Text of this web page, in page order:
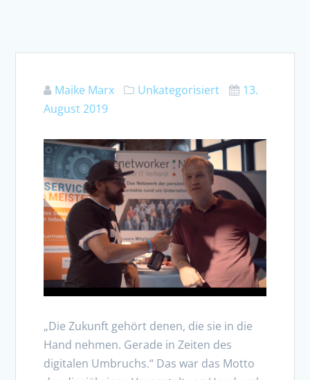
Maike Marx Unkategorisiert
13.
August 2019
„Die Zukunft gehört denen, die sie in die
Hand nehmen. Gerade in Zeiten des
digitalen Umbruchs.“ Das war das Motto